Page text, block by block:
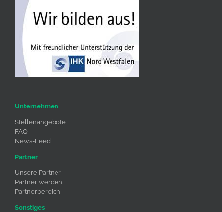
Unternehmen
Stellenangebote
FAQ
News-Feed
Partner
Unsere Partner
Partner werden
Partnerbereich
Sonstiges